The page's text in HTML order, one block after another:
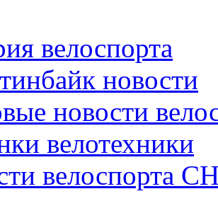
велоспорта
новости
новости
велотехники
велоспорта